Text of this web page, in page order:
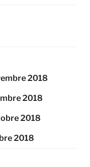
2018
2018
2018
2018